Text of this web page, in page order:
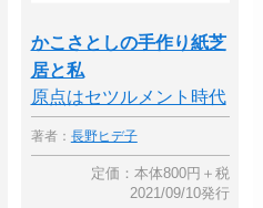
かこさとしの手作り紙芝
居と私
原点はセツルメント時代
著者： 長野ヒデ子
定価：本体800円＋税
2021/09/10発行